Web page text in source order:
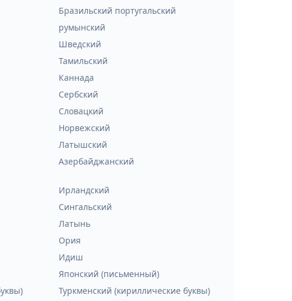
Бразильский португальский
румынский
Шведский
Тамильский
Каннада
Сербский
Словацкий
Норвежский
Латышский
Азербайджанский
Ирландский
Сингальский
Латынь
Ория
Идиш
Японский (письменный)
Туркменский (кириллические буквы)